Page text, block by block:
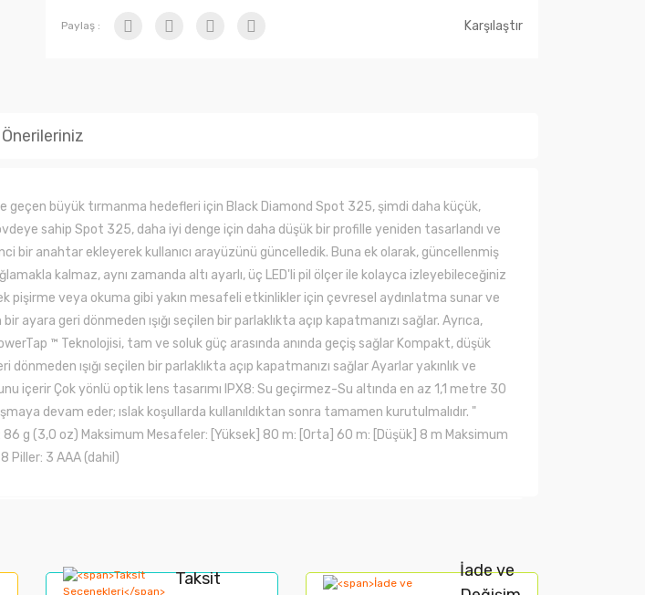
Paylaş : Karşılaştır
Önerileriniz
geçen büyük tırmanma hedefleri için Black Diamond Spot 325, şimdi daha küçük,
sahip Spot 325, daha iyi denge için daha düşük bir profille yeniden tasarlandı ve
bir anahtar ekleyerek kullanıcı arayüzünü güncelledik. Buna ek olarak, güncellenmiş
kalmaz, aynı zamanda altı ayarlı, üç LED'li pil ölçer ile kolayca izleyebileceğiniz
pişirme veya okuma gibi yakın mesafeli etkinlikler için çevresel aydınlatma sunar ve
geri dönmeden ışığı seçilen bir parlaklıkta açıp kapatmanızı sağlar. Ayrıca,
™ Teknolojisi, tam ve soluk güç arasında anında geçiş sağlar Kompakt, düşük
ışığı seçilen bir parlaklıkta açıp kapatmanızı sağlar Ayarlar yakınlık ve
içerir Çok yönlü optik lens tasarımı IPX8: Su geçirmez-Su altında en az 1,1 metre 30
devam eder; ıslak koşullarda kullanıldıktan sonra tamamen kurutulmalıdır. "
86 g (3,0 oz) Maksimum Mesafeler: [Yüksek] 80 m: [Orta] 60 m: [Düşük] 8 m Maksimum
Piller: 3 AAA (dahil)
yorumu siz yapın!
Taksit
İade ve